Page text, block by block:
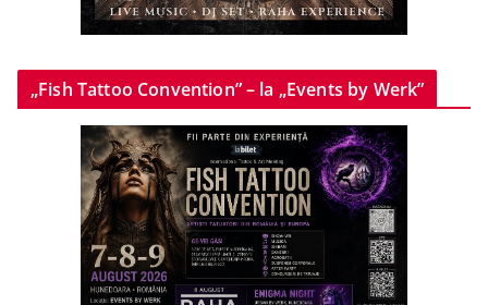
„Fish Tattoo Convention” – la „Events by Werk”